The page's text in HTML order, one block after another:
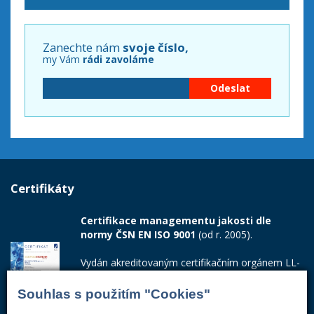
Souhlas s použitím "Cookies"
Zanechte nám svoje číslo,
my Vám rádi zavoláme
Certifikáty
Certifikace managementu jakosti dle
normy ČSN EN ISO 9001 (od r. 2005).
Vydán akreditovaným certifikačním orgánem LL-
systém managementu jakosti odpovídá
požadavkům ČSN EN ISO 9001:2015.